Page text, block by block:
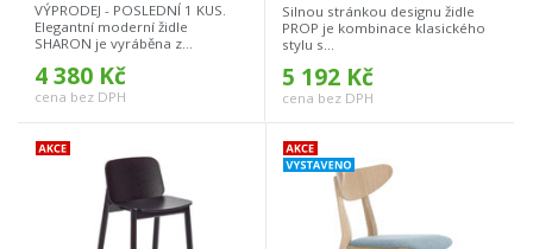
VÝPRODEJ - POSLEDNÍ 1 KUS.
Elegantní moderní židle
SHARON je vyráběna z...
4 380 Kč
cena bez DPH
Silnou stránkou designu židle
PROP je kombinace klasického
stylu s...
5 192 Kč
cena bez DPH